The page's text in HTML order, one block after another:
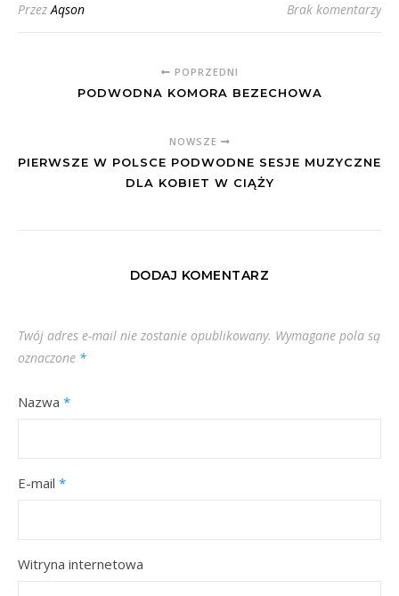
PrzezAqson Brak komentarzy
POPRZEDNI
PODWODNA KOMORA BEZECHOWA
NOWSZE
PIERWSZE W POLSCE PODWODNE SESJE MUZYCZNE
DLA KOBIET W CIĄŻY
DODAJ KOMENTARZ
Twój adres e-mail nie zostanie opublikowany. Wymagane pola są
oznaczone *
Nazwa *
E-mail *
Witryna internetowa